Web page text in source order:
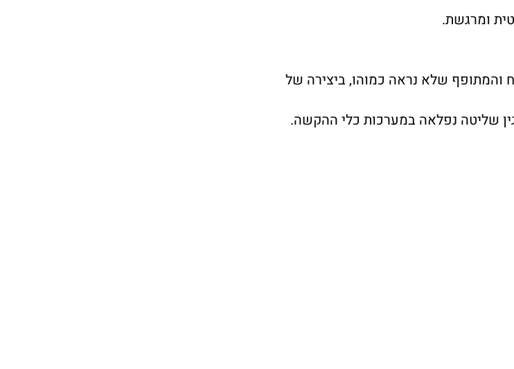
ומרגשת.
שלא נראה כמוהו, ביצירה של
שליטה נפלאה במערכות כלי ההקשה.